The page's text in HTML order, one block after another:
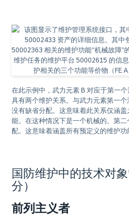
在此示例中，武力元素 B 对应于第一
具有两个维护关系。与武力元素第一
没有缺省分配。这意味着此关系仅涵
能。在这种情况下是一个机械的。第
配。这意味着涵盖所有预定义的维护功
国防维护中的技术对
分）
前列主义者